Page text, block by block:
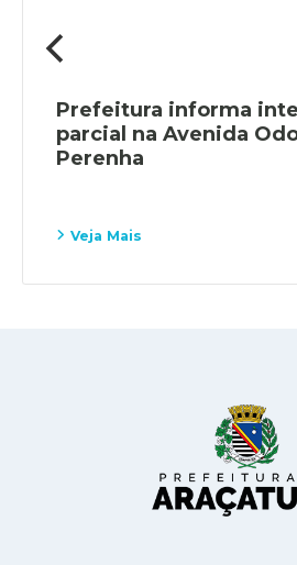
Prefeitura informa
parcial na Avenida
Perenha
Veja Mais